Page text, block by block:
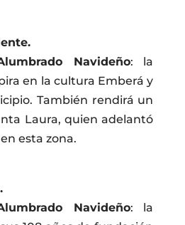
Navideño: la
en la cultura Emberá y
También rendirá un
Laura, quien adelantó
esta zona.
Navideño: la